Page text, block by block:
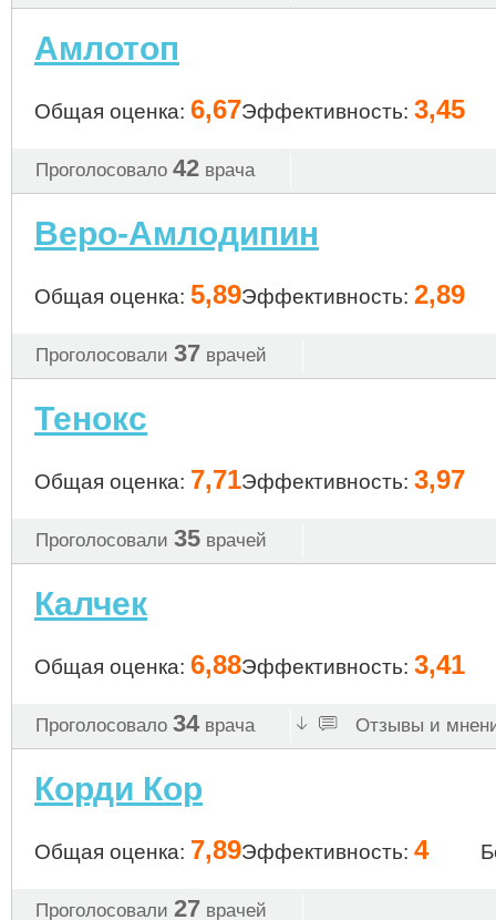
Амлотоп
Общая оценка: 6,67Эффективность: 3,45
Проголосовало 42 врача
Веро-Амлодипин
Общая оценка: 5,89Эффективность: 2,89
Проголосовали 37 врачей
Тенокс
Общая оценка: 7,71Эффективность: 3,97
Проголосовали 35 врачей
Калчек
Общая оценка: 6,88Эффективность: 3,41
Проголосовало 34 врача Отзывы и
Корди Кор
Общая оценка: 7,89Эффективность: 4
Проголосовали 27 врачей